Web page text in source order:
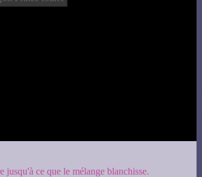
jusqu'à ce que le mélange blanchisse.